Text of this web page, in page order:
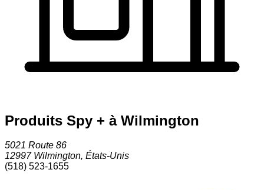
Produits Spy + à Wilmington
5021 Route 86
12997 Wilmington, États-Unis
(518) 523-1655